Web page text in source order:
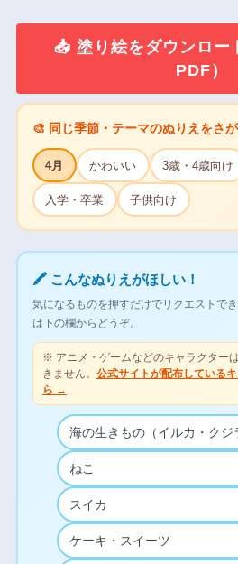
📥 塗り絵をダウンロー
PDF）
🎨 同じ季節・テーマのぬりえをさ
4月 かわいい 3歳・4歳向け
入学・卒業 子供向け
🖍 こんなぬりえがほしい！
気になるものを押すだけでリクエストで
は下の欄からどうぞ。
※ アニメ・ゲームなどのキャラクター
きません。 公式サイトが配布している
ら →
海の生きもの（イルカ・クジ
ねこ
スイカ
ケーキ・スイーツ